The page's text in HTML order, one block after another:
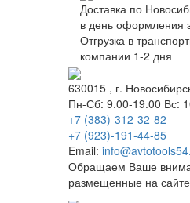
Доставка по
в день оформления
Отгрузка в
компании 1-2 дня
630015 , г.
Пн-Сб: 9.00-19.00 Вс:
+7 (383)-312-32-82
+7 (923)-191-44-85
Email:
Обращаем Ваше
размещенные на